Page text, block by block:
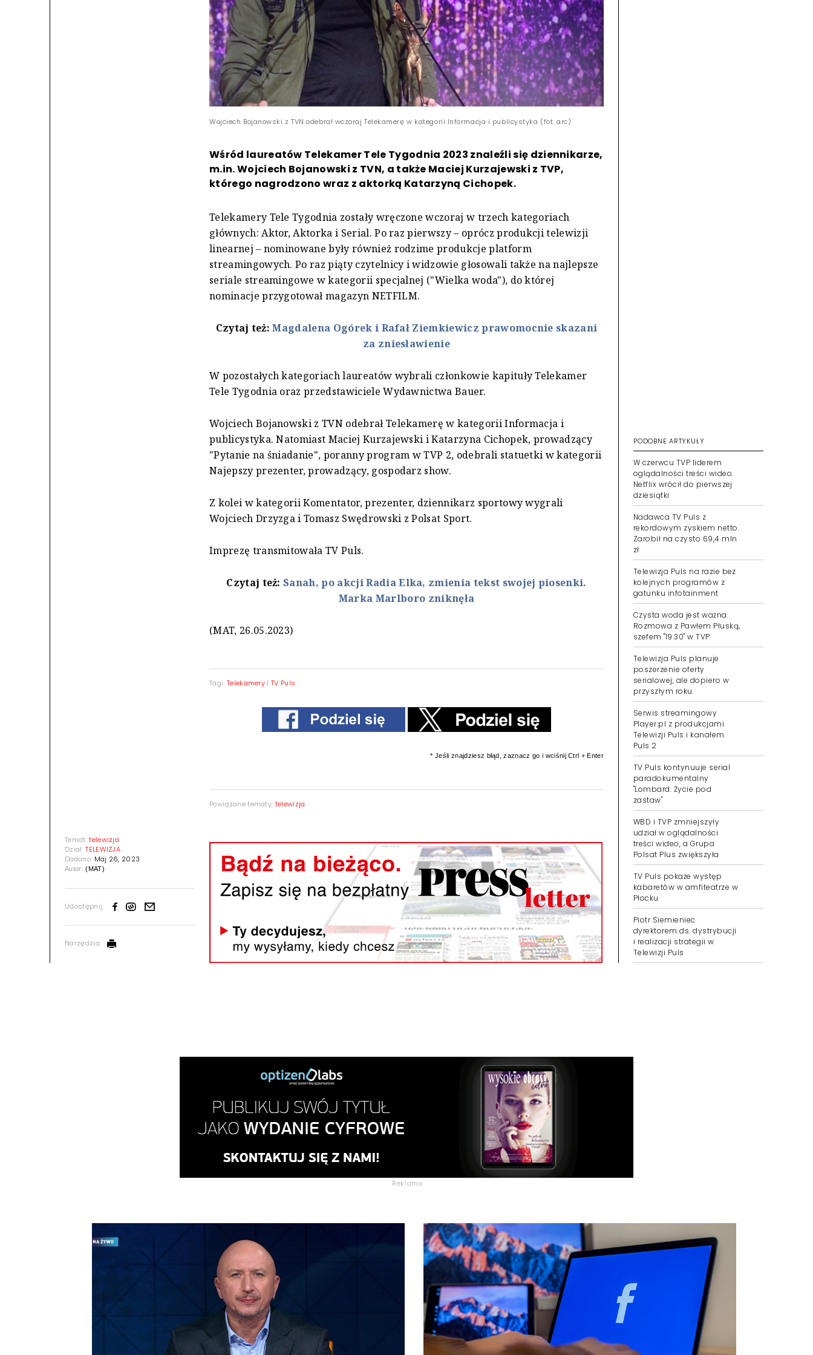
Temat:telewizja
Dział:TELEWIZJA
Dodano: Maj 26, 2023
Autor:(MAT)
Udostępnij:
Narzędzia:
Wojciech Bojanowski z TVN odebrał wczoraj Telekamerę w kategorii Informacja i publicystyka (fot. arc)
Wśród laureatów Telekamer Tele Tygodnia 2023 znaleźli się dziennikarze,
m.in. Wojciech Bojanowski z TVN, a także Maciej Kurzajewski z TVP,
którego nagrodzono wraz z aktorką Katarzyną Cichopek.
Telekamery Tele Tygodnia zostały wręczone wczoraj w trzech kategoriach
głównych: Aktor, Aktorka i Serial. Po raz pierwszy – oprócz produkcji telewizji
linearnej – nominowane były również rodzime produkcje platform
streamingowych. Po raz piąty czytelnicy i widzowie głosowali także na najlepsze
seriale streamingowe w kategorii specjalnej ("Wielka woda"), do której
nominacje przygotował magazyn NETFILM.
Czytaj też:Magdalena Ogórek i Rafał Ziemkiewicz prawomocnie skazani
za zniesławienie
W pozostałych kategoriach laureatów wybrali członkowie kapituły Telekamer
Tele Tygodnia oraz przedstawiciele Wydawnictwa Bauer.
Wojciech Bojanowski z TVN odebrał Telekamerę w kategorii Informacja i
publicystyka. Natomiast Maciej Kurzajewski i Katarzyna Cichopek, prowadzący
"Pytanie na śniadanie", poranny program w TVP 2, odebrali statuetki w kategorii
Najepszy prezenter, prowadzący, gospodarz show.
Z kolei w kategorii Komentator, prezenter, dziennikarz sportowy wygrali
Wojciech Drzyzga i Tomasz Swędrowski z Polsat Sport.
Imprezę transmitowała TV Puls.
Czytaj też:Sanah, po akcji Radia Elka, zmienia tekst swojej piosenki.
Marka Marlboro zniknęła
(MAT, 26.05.2023)
Tagi: Telekamery |TV Puls
* Jeśli znajdziesz błąd, zaznacz go i wciśnij Ctrl + Enter
Powiązane tematy: telewizja
PODOBNE ARTYKUŁY
W czerwcu TVP liderem
oglądalności treści wideo.
Netflix wrócił do pierwszej
dziesiątki
Nadawca TV Puls z
rekordowym zyskiem netto.
Zarobił na czysto 69,4 mln
zł
Telewizja Puls na razie bez
kolejnych programów z
gatunku infotainment
Czysta woda jest ważna.
Rozmowa z Pawłem Płuską,
szefem "19.30" w TVP
Telewizja Puls planuje
poszerzenie oferty
serialowej, ale dopiero w
przyszłym roku
Serwis streamingowy
Player.pl z produkcjami
Telewizji Puls i kanałem
Puls 2
TV Puls kontynuuje serial
paradokumentalny
"Lombard. Życie pod
zastaw"
WBD i TVP zmniejszyły
udział w oglądalności
treści wideo, a Grupa
Polsat Plus zwiększyła
TV Puls pokaże występ
kabaretów w amfiteatrze w
Płocku
Piotr Siemieniec
dyrektorem ds. dystrybucji
i realizacji strategii w
Telewizji Puls
Reklama